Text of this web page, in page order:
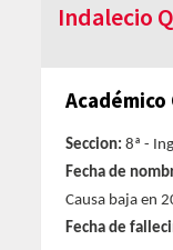
Indalecio
Seccion: 8ª -
Fecha de
Causa baja en
Fecha de